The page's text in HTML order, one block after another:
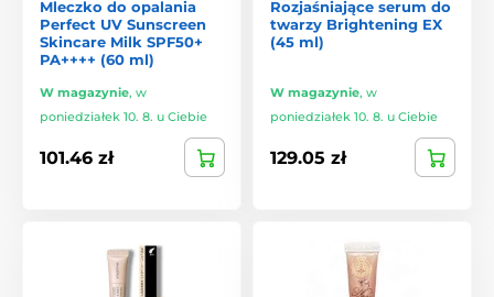
Mleczko do opalania
Perfect UV Sunscreen
Skincare Milk SPF50+
PA++++ (60 ml)
W magazynie, w
poniedziałek 10. 8. u Ciebie
101.46 zł
Rozjaśniające serum do
twarzy Brightening EX
(45 ml)
W magazynie, w
poniedziałek 10. 8. u Ciebie
129.05 zł